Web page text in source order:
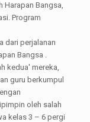
Harapan Bangsa,
Program
dari perjalanan
Bangsa .
kedua' mereka,
guru berkumpul
oleh salah
kelas 3 – 6 pergi